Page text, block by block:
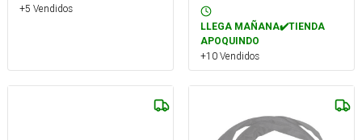
+5 Vendidos
LLEGA MAÑANA✔️TIENDA
APOQUINDO
+10 Vendidos